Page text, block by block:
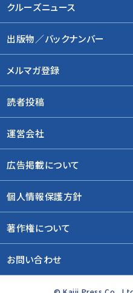
クルーズニュース
出版物／バックナンバー
メルマガ登録
読者投稿
運営会社
広告掲載について
個人情報保護方針
著作権について
お問い合わせ